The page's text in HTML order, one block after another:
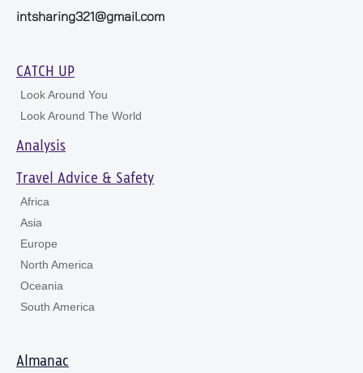
intsharing321@gmail.com
CATCH UP
Look Around You
Look Around The World
Analysis
Travel Advice & Safety
Africa
Asia
Europe
North America
Oceania
South America
Almanac